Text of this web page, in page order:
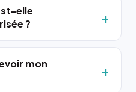
elle
?
mon